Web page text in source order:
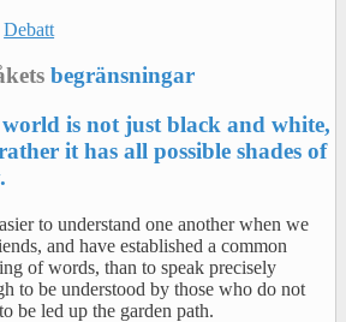
Debatt
begränsningar
is not just black and white,
it has all possible shades of
to understand one another when we
and have established a common
of words, than to speak precisely
to be understood by those who do not
be led up the garden path.